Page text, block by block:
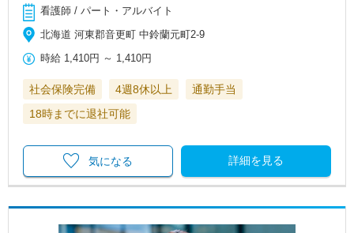
看護師 / パート・アルバイト
北海道 河東郡音更町 中鈴蘭元町2‐9
時給 1,410円 ～ 1,410円
社会保険完備 4週8休以上
通勤手当
18時までに退社可能
詳細を見る
気になる